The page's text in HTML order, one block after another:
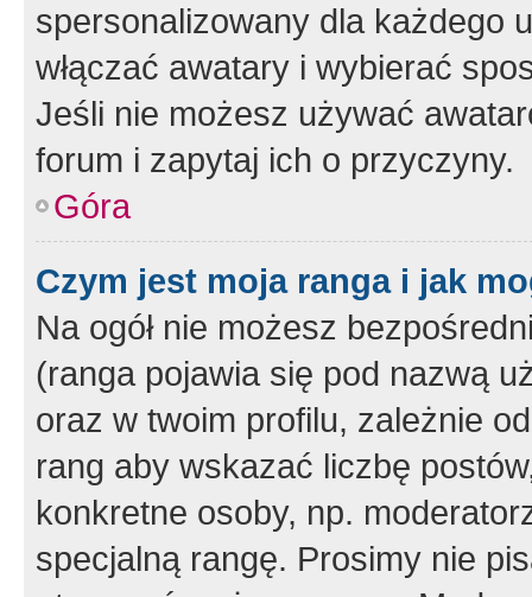
spersonalizowany dla każdego
włączać awatary i wybierać
Jeśli nie możesz używać
forum i zapytaj ich o przyczyny.
Góra
Czym jest moja ranga i jak
Na ogół nie możesz
(ranga pojawia się pod nazwą
oraz w twoim profilu, zależnie
rang aby wskazać liczbę
konkretne osoby, np.
specjalną rangę. Prosimy nie